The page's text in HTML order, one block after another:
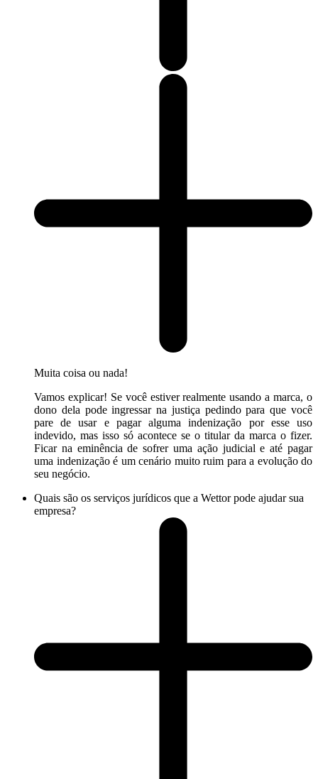
Muita coisa ou nada!
Vamos explicar! Se você estiver realmente usando a marca, o
dono dela pode ingressar na justiça pedindo para que você
pare de usar e pagar alguma indenização por esse uso
indevido, mas isso só acontece se o titular da marca o fizer.
Ficar na eminência de sofrer uma ação judicial e até pagar
uma indenização é um cenário muito ruim para a evolução do
seu negócio.
Quais são os serviços jurídicos que a Wettor pode ajudar sua
empresa?